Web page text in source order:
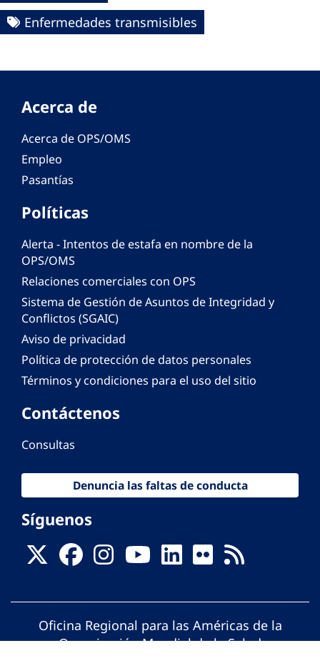
Enfermedades transmisibles
Acerca de
Acerca de OPS/OMS
Empleo
Pasantías
Políticas
Alerta - Intentos de estafa en nombre de la
OPS/OMS
Relaciones comerciales con OPS
Sistema de Gestión de Asuntos de Integridad y
Conflictos (SGAIC)
Aviso de privacidad
Política de protección de datos personales
Términos y condiciones para el uso del sitio
Contáctenos
Consultas
Denuncia las faltas de conducta
Síguenos
Oficina Regional para las Américas de la
Organización Mundial de la Salud